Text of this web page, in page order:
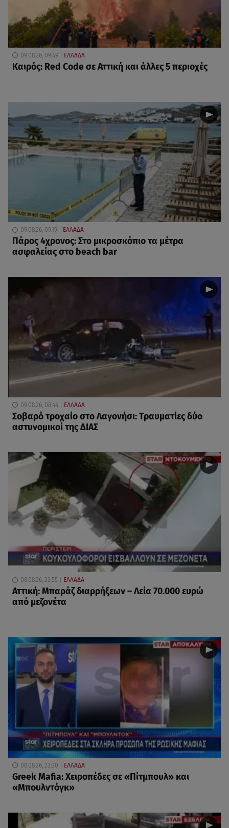
09.08.26, 09:49 ΕΛΛΑΔΑ
Καιρός: Red Code σε Αττική και άλλες 5 περιοχές
09.08.26, 09:19 ΕΛΛΑΔΑ
Πάρος 4χρονος: Στο μικροσκόπιο τα μέτρα
ασφαλείας στο beach bar
09.08.26, 08:44 ΕΛΛΑΔΑ
Σοβαρό τροχαίο στο Λαγονήσι: Τραυματίες δύο
αστυνομικοί της ΔΙΑΣ
08.08.26, 23:55 ΕΛΛΑΔΑ
Αττική: Μπαράζ διαρρήξεων – Λεία 70.000 ευρώ
από μεζονέτα
08.08.26, 23:30 ΕΛΛΑΔΑ
Greek Mafia: Χειροπέδες σε «Πίτμπουλ» και
«Μπουλντόγκ»